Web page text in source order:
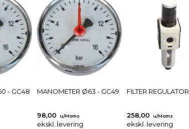
- GC48 MANOMETER Ø63 - GC49
98,00 u/Moms
ekskl. levering
FILTER REGULATOR
258,00 u/Moms
ekskl. levering